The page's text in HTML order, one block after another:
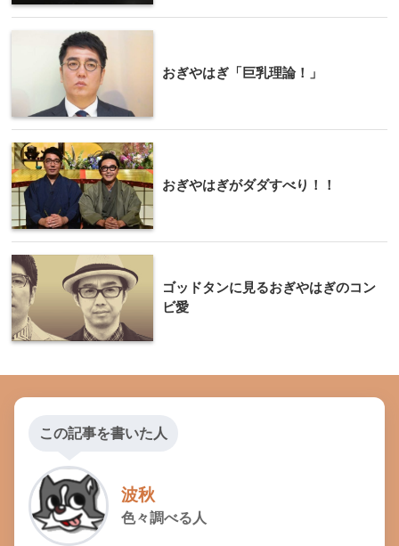
おぎやはぎ「巨乳理論！」
おぎやはぎがダダすべり！！
ゴッドタンに見るおぎやはぎのコン
ビ愛
この記事を書いた人
波秋
色々調べる人